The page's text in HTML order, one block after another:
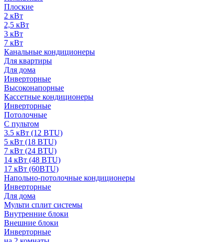
Плоские
2 кВт
2,5 кВт
3 кВт
7 кВт
Канальные кондиционеры
Для квартиры
Для дома
Инверторные
Высоконапорные
Кассетные кондиционеры
Инверторные
Потолочные
С пультом
3.5 кВт (12 BTU)
5 кВт (18 BTU)
7 кВт (24 BTU)
14 кВт (48 BTU)
17 кВт (60BTU)
Напольно-потолочные кондиционеры
Инверторные
Для дома
Мульти сплит системы
Внутренние блоки
Внешние блоки
Инверторные